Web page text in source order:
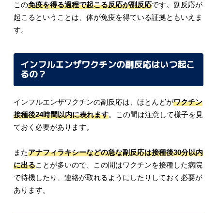
この免疫を得る過程で起こる反応が副反応です。副反応が
起こるということは、体が免疫を得ている証拠ともいえま
す。
インフルエンザワクチンの副反応はいつ起こ
るの？
インフルエンザワクチンの副反応は、ほとんどがワクチン
接種後24時間以内に表れます。この間は注意して様子を見
ておく必要があります。
またアナフィラキシーなどの急な副反応は接種後30分以内
に出ることが多いので、この間はワクチンを接種した病院
で待機したり、連絡が取れるようにしたりしておく必要が
あります。